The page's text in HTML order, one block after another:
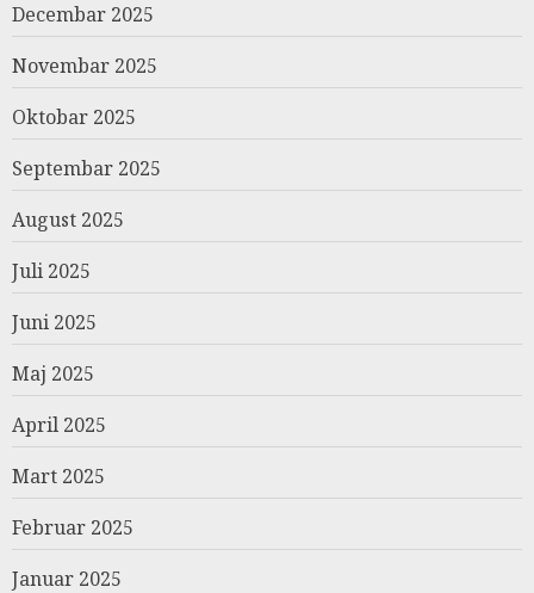
Decembar 2025
Novembar 2025
Oktobar 2025
Septembar 2025
August 2025
Juli 2025
Juni 2025
Maj 2025
April 2025
Mart 2025
Februar 2025
Januar 2025